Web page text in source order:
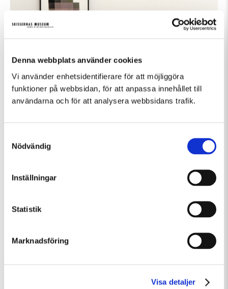
Denna webbplats använder cookies
Vi använder enhetsidentifierare för att möjliggöra
funktioner på webbsidan, för att anpassa innehållet till
användarna och för att analysera webbsidans trafik.
Nödvändig
Inställningar
Statistik
Marknadsföring
Visa detaljer